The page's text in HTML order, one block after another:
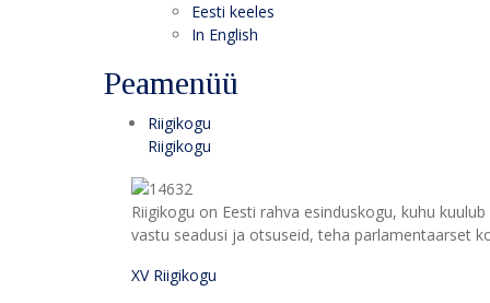
Eesti keeles
In English
Peamenüü
Riigikogu
Riigikogu
Riigikogu on Eesti rahva esinduskogu, kuhu
vastu seadusi ja otsuseid, teha parlamentaarset
XV Riigikogu